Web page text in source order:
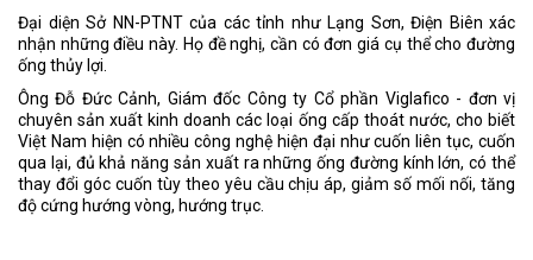
Đại diện Sở NN-PTNT của các tỉnh như Lạng Sơn, Điện Biên xác
nhận những điều này. Họ đề nghị, cần có đơn giá cụ thể cho đường
ống thủy lợi.
Ông Đỗ Đức Cảnh, Giám đốc Công ty Cổ phần Viglafico - đơn vị
chuyên sản xuất kinh doanh các loại ống cấp thoát nước, cho biết
Việt Nam hiện có nhiều công nghệ hiện đại như cuốn liên tục, cuốn
qua lại, đủ khả năng sản xuất ra những ống đường kính lớn, có thể
thay đổi góc cuốn tùy theo yêu cầu chịu áp, giảm số mối nối, tăng
độ cứng hướng vòng, hướng trục.